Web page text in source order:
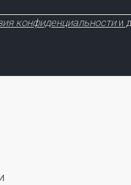
конфиденциальностии